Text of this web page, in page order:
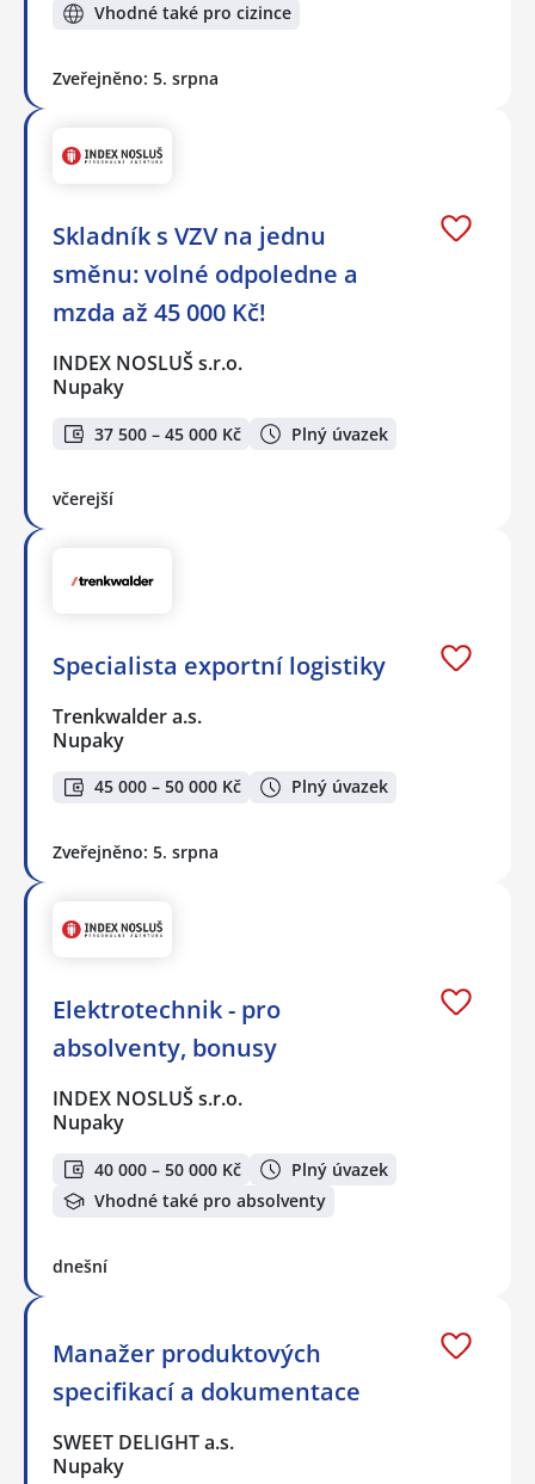
Vhodné také pro cizince
Zveřejněno: 5. srpna
Skladník s VZV na jednu
směnu: volné odpoledne a
mzda až 45 000 Kč!
INDEX NOSLUŠ s.r.o.
Nupaky
37 500 – 45 000 Kč Plný úvazek
včerejší
Specialista exportní logistiky
Trenkwalder a.s.
Nupaky
45 000 – 50 000 Kč Plný úvazek
Zveřejněno: 5. srpna
Elektrotechnik - pro
absolventy, bonusy
INDEX NOSLUŠ s.r.o.
Nupaky
40 000 – 50 000 Kč
Plný úvazek
Vhodné také pro absolventy
dnešní
Manažer produktových
specifikací a dokumentace
SWEET DELIGHT a.s.
Nupaky